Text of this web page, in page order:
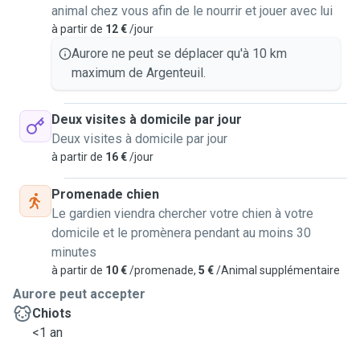
animal chez vous afin de le nourrir et jouer avec lui
à partir de 12 €/jour
Aurore ne peut se déplacer qu'à 10 km
maximum de Argenteuil.
Deux visites à domicile par jour
Deux visites à domicile par jour
à partir de 16 €/jour
Promenade chien
Le gardien viendra chercher votre chien à votre
domicile et le promènera pendant au moins 30
minutes
à partir de 10 €/promenade, 5 €/Animal supplémentaire
Aurore peut accepter
Chiots
<1 an